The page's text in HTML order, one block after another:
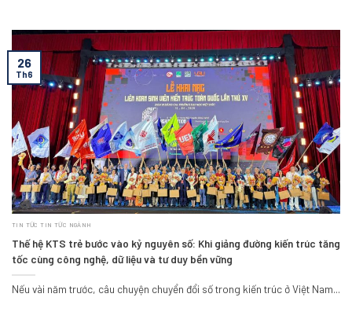
TIN TỨC TIN TỨC NGÀNH
Thế hệ KTS trẻ bước vào kỷ nguyên số: Khi giảng đường kiến trúc tăng
tốc cùng công nghệ, dữ liệu và tư duy bền vững
Nếu vài năm trước, câu chuyện chuyển đổi số trong kiến trúc ở Việt Nam...
26
Th6